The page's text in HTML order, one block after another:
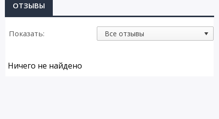
ОТЗЫВЫ
Показать:
Ничего не найдено